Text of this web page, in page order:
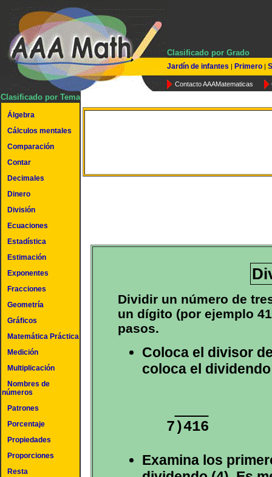
Clasificado por Grado
Jardín de infantes | Primero |
Contacto AAAMatematicas
Clasificado por Tema
Álgebra
Cálculos mentales
Comparación
Contar
Decimales
Dinero
División
Ecuaciones
Estadística
Estimación
Exponentes
Fracciones
Geometría
Gráficos
Matemática Práctica
Medición
Multiplicación
Nombres de
números
Patrones
Porcentaje
Propiedades
Proporciones
Resta
Dividir un número de
un dígito (por ejemplo
pasos.
Coloca el divisor
coloca el
Examina los